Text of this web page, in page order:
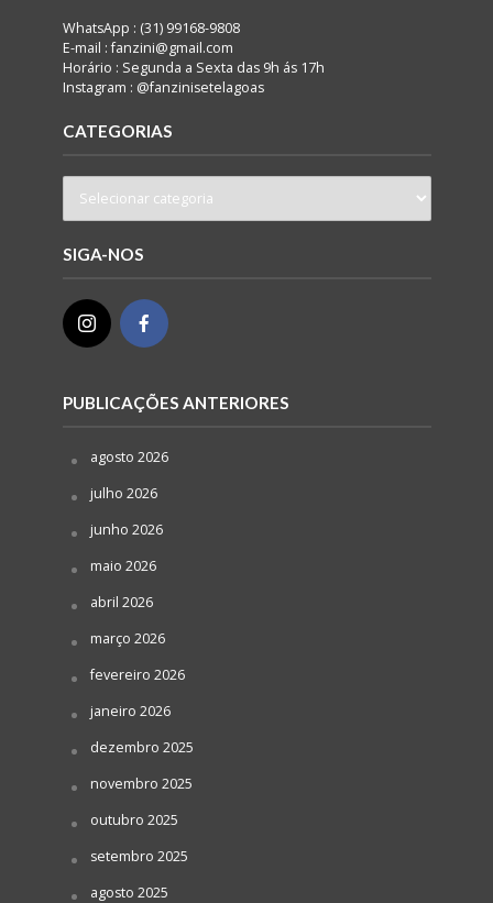
WhatsApp : (31) 99168-9808
E-mail : fanzini@gmail.com
Horário : Segunda a Sexta das 9h ás 17h
Instagram : @fanzinisetelagoas
CATEGORIAS
SIGA-NOS
PUBLICAÇÕES ANTERIORES
agosto 2026
julho 2026
junho 2026
maio 2026
abril 2026
março 2026
fevereiro 2026
janeiro 2026
dezembro 2025
novembro 2025
outubro 2025
setembro 2025
agosto 2025